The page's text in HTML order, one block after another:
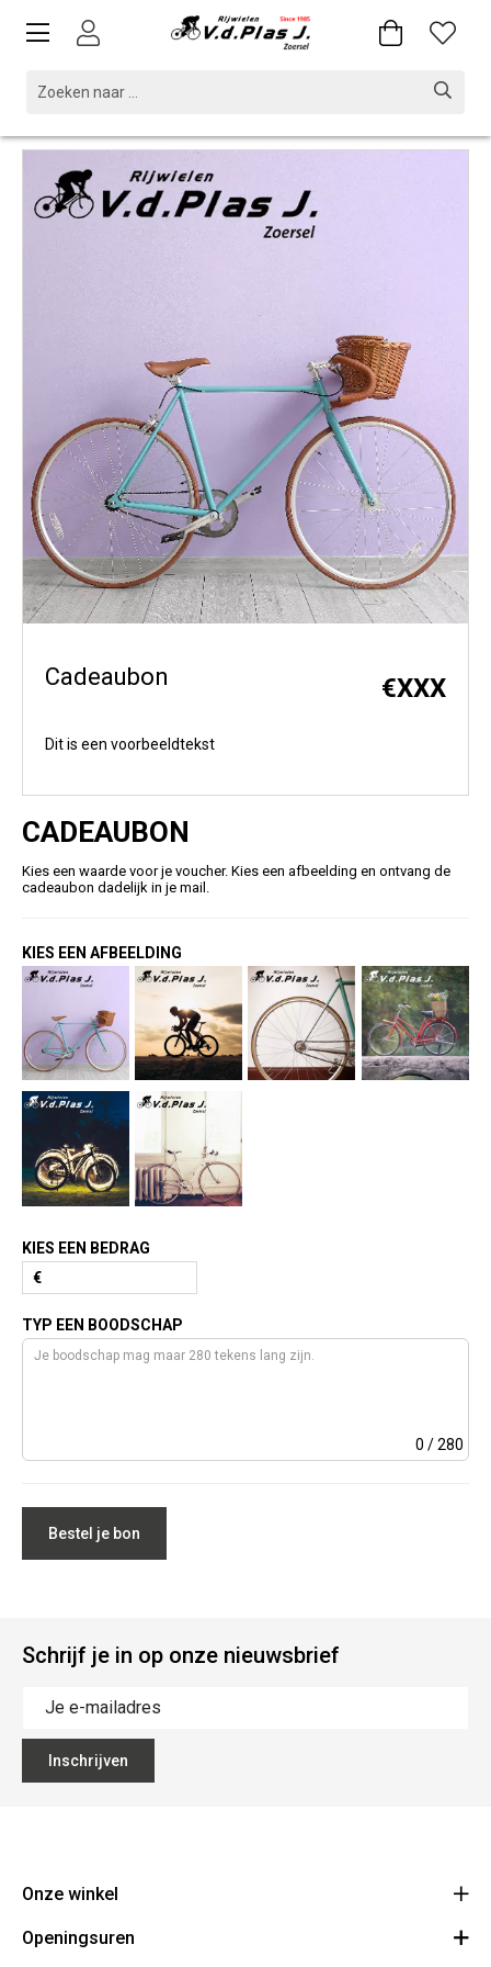
Cadeaubon €XXX
Dit is een voorbeeldtekst
CADEAUBON
Kies een waarde voor je voucher. Kies een afbeelding en ontvang de
cadeaubon dadelijk in je mail.
KIES EEN AFBEELDING
KIES EEN BEDRAG
€
TYP EEN BOODSCHAP
0 / 280
Bestel je bon
Schrijf je in op onze nieuwsbrief
Inschrijven
Onze winkel
Rijwielen Van den Plas
Openingsuren